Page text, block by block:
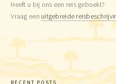
Heeft u bij ons een reis geboekt?
Vraag een uitgebreide
RECENT POSTS